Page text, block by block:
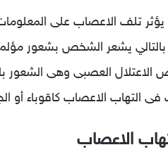
تلف الاعصاب على
يشعر الشخص بشعور
العصبى وهى الشعور
التهاب الاعصاب كاقوباء أو
الاعصاب